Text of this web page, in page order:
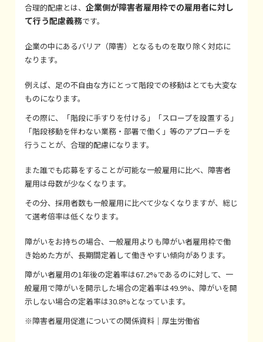
合理的配慮とは、企業側が障害者雇用枠での雇用者に対し
て行う配慮義務です。
企業の中にあるバリア（障害）となるものを取り除く対応に
なります。
例えば、足の不自由な方にとって階段での移動はとても大変な
ものになります。
その際に、「階段に手すりを付ける」「スロープを設置する」
「階段移動を伴わない業務・部署で働く」等のアプローチを
行うことが、合理的配慮になります。
また誰でも応募をすることが可能な一般雇用に比べ、障害者
雇用は母数が少なくなります。
その分、採用者数も一般雇用に比べて少なくなりますが、総じ
て選考倍率は低くなります。
障がいをお持ちの場合、一般雇用よりも障がい者雇用枠で働
き始めた方が、長期間定着して働きやすい傾向があります。
障がい者雇用の1年後の定着率は67.2%であるのに対して、一
般雇用で障がいを開示した場合の定着率は49.9%、障がいを開
示しない場合の定着率は30.8%となっています。
※障害者雇用促進についての関係資料｜厚生労働省